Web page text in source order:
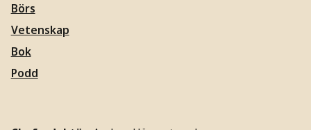
Börs
Vetenskap
Bok
Podd